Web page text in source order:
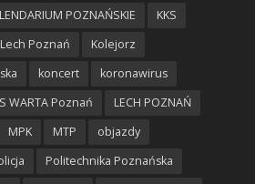
POZNAŃSKIE
KKS
Lech Poznań
Kolejorz
koncert
koronawirus
WARTA Poznań
LECH POZNAŃ
MPK MTP
objazdy
Politechnika Poznańska